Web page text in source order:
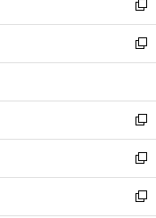
く
で
開
く
ド
ウ
で
開
ィ
ン
ド
ウ
開
く
い
ウ
ィ
ン
ウ
で
開
く
新
し
い
ウ
ン
ド
ウ
で
開
く
新
し
ウ
ィ
ン
ド
ウ
で
新
し
い
ウ
ィ
新
し
い
新